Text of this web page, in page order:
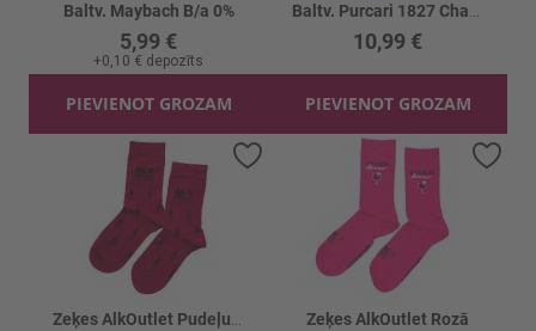
Baltv. Maybach B/a 0%
5,99 €
+0,10 € depozīts
PIEVIENOT GROZAM
10,99 €
PIEVIENOT GROZAM
Pievienot vēlmju sarakstam
Zeķes AlkOutlet Rozā